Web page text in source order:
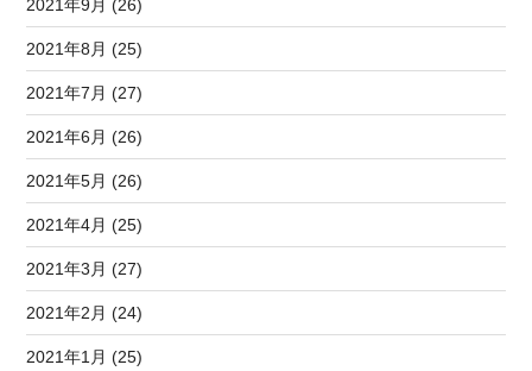
2021年9月 (26)
2021年8月 (25)
2021年7月 (27)
2021年6月 (26)
2021年5月 (26)
2021年4月 (25)
2021年3月 (27)
2021年2月 (24)
2021年1月 (25)